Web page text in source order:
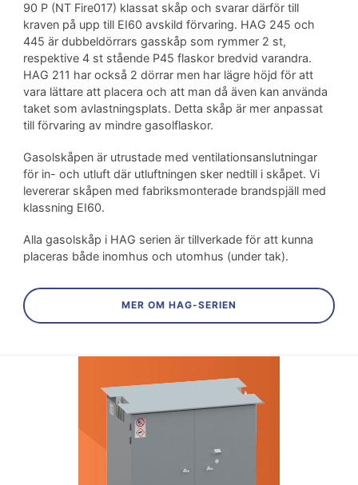
90 P (NT Fire017) klassat skåp och svarar därför till
kraven på upp till EI60 avskild förvaring. HAG 245 och
445 är dubbeldörrars gasskåp som rymmer 2 st,
respektive 4 st stående P45 flaskor bredvid varandra.
HAG 211 har också 2 dörrar men har lägre höjd för att
vara lättare att placera och att man då även kan använda
taket som avlastningsplats. Detta skåp är mer anpassat
till förvaring av mindre gasolflaskor.
Gasolskåpen är utrustade med ventilationsanslutningar
för in- och utluft där utluftningen sker nedtill i skåpet. Vi
levererar skåpen med fabriksmonterade brandspjäll med
klassning EI60.
Alla gasolskåp i HAG serien är tillverkade för att kunna
placeras både inomhus och utomhus (under tak).
MER OM HAG-SERIEN